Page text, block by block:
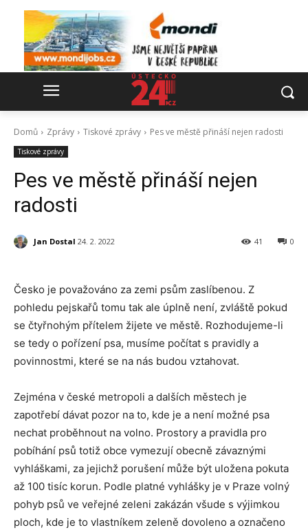
Domů Zprávy Tiskové zprávy Pes ve městě přináší nejen radosti
Tiskové zprávy
Pes ve městě přináší nejen
radosti
Jan Dostal 24. 2. 2022 0
41
Česko je považováno za zemi psům zaslíbenou. Z
pohledu pejskařů tomu tak ale úplně není, zvláště pokud
se čtyřnohým přítelem žijete ve městě. Rozhodujeme-li
se tedy o pořízení psa, musíme počítat s pravidly a
povinnostmi, které se na nás budou vztahovat.
Zejména v české metropoli a dalších městech je
zapotřebí dávat pozor na to, kde je a není možné psa
nechat proběhnout na volno. Prostory a pravidla pro
pobíhání psů totiž obce vymezují obecně závaznými
vyhláškami, za jejichž porušení může být uložena pokuta
až 100 tisíc korun. Podle platné vyhlášky je v Praze volný
pohyb psů ve veřejné zeleni zakázán všude s výjimkou
ploch, kde je to vlastníkem zeleně dovoleno a označeno